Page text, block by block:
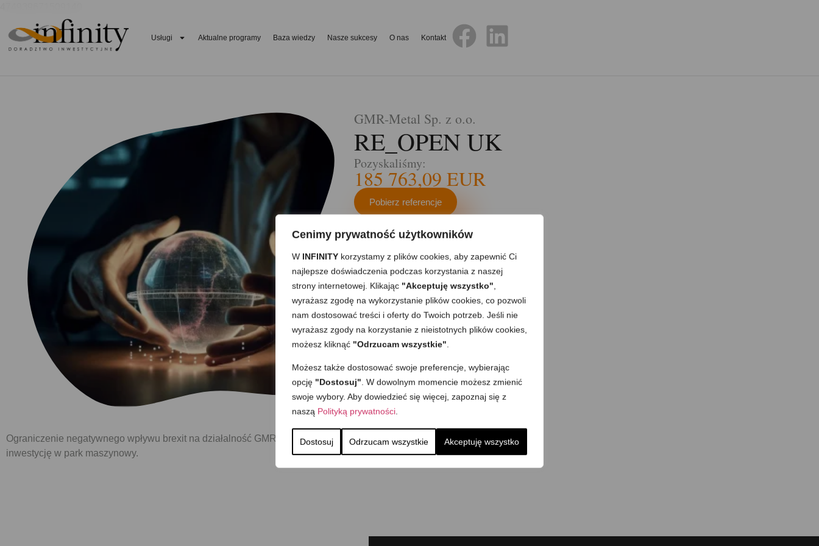
Cenimy prywatność użytkowników
W INFINITY korzystamy z plików cookies, aby zapewnić Ci
najlepsze doświadczenia podczas korzystania z naszej
strony internetowej. Klikając "Akceptuję wszystko",
wyrażasz zgodę na wykorzystanie plików cookies, co pozwoli
nam dostosować treści i oferty do Twoich potrzeb. Jeśli nie
wyrażasz zgody na korzystanie z nieistotnych plików cookies,
możesz kliknąć "Odrzucam wszystkie".
Możesz także dostosować swoje preferencje, wybierając
opcję "Dostosuj". W dowolnym momencie możesz zmienić
swoje wybory. Aby dowiedzieć się więcej, zapoznaj się z
naszą Polityką prywatności.
Dostosuj Odrzucam wszystkie Akceptuję wszystko
Usługi Aktualne programy Baza wiedzy Nasze sukcesy O nas Kontakt
GMR-Metal Sp. z o.o.
RE_OPEN UK
Pozyskaliśmy:
185 763,09 EUR
Pobierz referencje
Ograniczenie negatywnego wpływu brexit na działalność GMR-Metal Sp. z o.o. poprzez
inwestycję w park maszynowy.